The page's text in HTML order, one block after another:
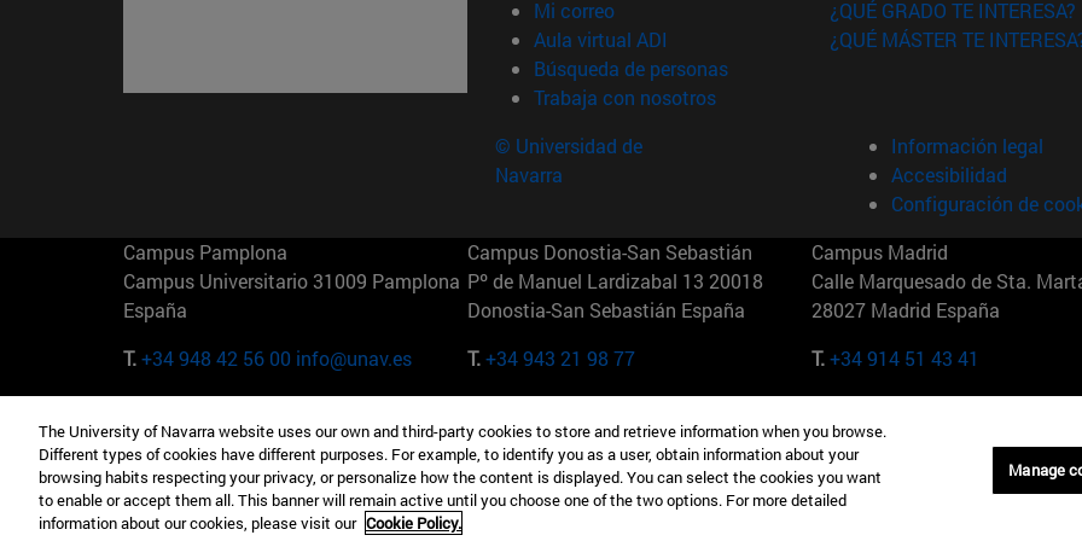
Mi correo(abre en nueva ventana)
Aula virtual ADI (abre en nueva ventana)
Búsqueda de personas(abre en nueva ventana)
Trabaja con nosotros(abre en nueva ventana)
¿QUÉ GRADO TE INTERESA?
¿QUÉ MÁSTER TE
© Universidad de
Navarra
Información legal
Accesibilidad
Configuración de
Campus Pamplona
Campus Universitario 31009 Pamplona
España
T.+34 948 42 56 00 info@unav.es
Campus Donostia-San Sebastián
Pº de Manuel Lardizabal 13 20018
Donostia-San Sebastián España
T.+34 943 21 98 77
Campus Madrid
Calle Marquesado de Sta.
28027 Madrid España
T.+34 914 51 43 41
Camino del Cerro Águila 3 28023
Madrid España
T.+34 912 11 30 00
165 W 57th St 10019-2201 Nueva York
EE.UU
T.+1 646 346 8850
Maria-Theresia-Straße 15
Múnich Alemania
T.+49 89 24209790
The University of Navarra website uses our own and third-party cookies to store and retrieve information when you browse.
Different types of cookies have different purposes. For example, to identify you as a user, obtain information about your
browsing habits respecting your privacy, or personalize how the content is displayed. You can select the cookies you want
to enable or accept them all. This banner will remain active until you choose one of the two options. For more detailed
information about our cookies, please visit our Cookie Policy.
Manage